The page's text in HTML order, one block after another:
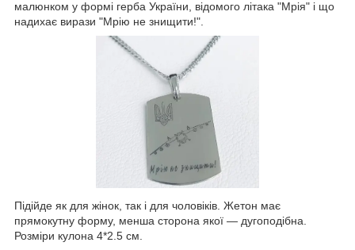
малюнком у формі герба України, відомого літака "Мрія" і що
надихає вирази "Мрію не знищити!".
Підійде як для жінок, так і для чоловіків. Жетон має
прямокутну форму, менша сторона якої — дугоподібна.
Розміри кулона 4*2.5 см.